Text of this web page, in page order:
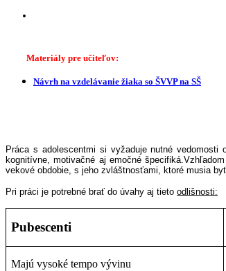
Materiály pre učiteľov:
Návrh na vzdelávanie žiaka so ŠVVP na SŠ
Práca s adolescentmi si vyžaduje nutné
kognitívne, motivačné aj emočné
vekové obdobie, s jeho zvláštnosťami, ktoré musia
Pri práci je potrebné brať do úvahy aj tieto odlišnosti:
Pubescenti
Majú vysoké tempo vývinu